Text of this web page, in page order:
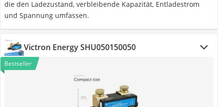
die den Ladezustand, verbleibende Kapazität, Entladestrom
und Spannung umfassen.
Victron Energy ‎SHU050150050
Bestseller